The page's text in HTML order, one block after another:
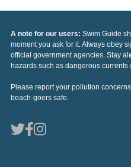
A note for our users: Swim Guide
moment you ask for it. Always obey
official government agencies. Stay
hazards such as dangerous currents
Please report your pollution
beach-goers safe.